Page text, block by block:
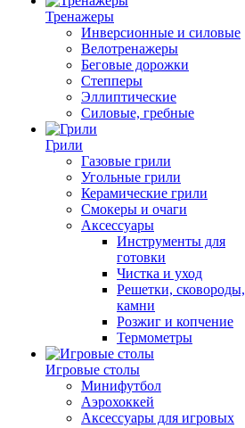
Тренажеры
Инверсионные и силовые
Велотренажеры
Беговые дорожки
Степперы
Эллиптические
Силовые, гребные
Грили
Газовые грили
Угольные грили
Керамические грили
Смокеры и очаги
Аксессуары
Инструменты для
готовки
Чистка и уход
Решетки, сковороды,
камни
Розжиг и копчение
Термометры
Игровые столы
Минифутбол
Аэрохоккей
Аксессуары для игровых